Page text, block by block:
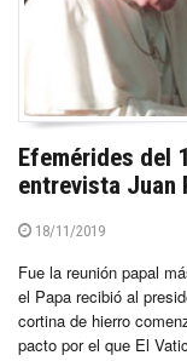
Efemérides del
entrevista Juan
18/11/2019
Fue la reunión papal
el Papa recibió al
cortina de hierro
pacto por el que El